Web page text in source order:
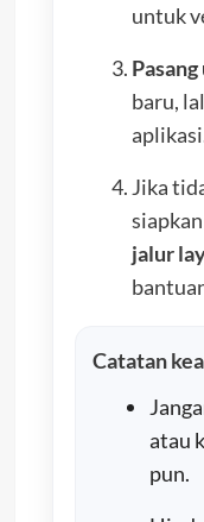
untuk
baru,
Jika
jalur
Catatan
atau
pun.